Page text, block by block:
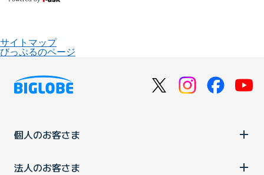
サイトマップ
びっぷるのページ
個人のお客さま
法人のお客さま